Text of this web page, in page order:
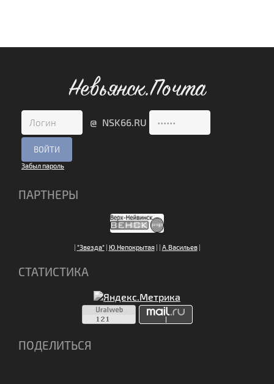
Невьянск.Почта
@ NSK66.RU
Забыл пароль
ПАРТНЕРЫ
| "Звезда"| Ю.Непокрытая| | А.Васильев|
СТАТИСТИКА
ПОДЕЛИТЬСЯ